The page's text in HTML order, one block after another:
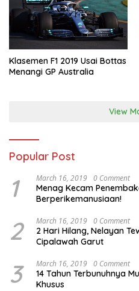
Klasemen F1 2019 Usai Bottas
Menangi GP Australia
View
Popular Post
1 March 16, 2019 0 Comment
Menag Kecam
Berperikemanusiaan!
2 March 16, 2019 0 Comment
2 Hari Hilang, Nelayan
Cipalawah Garut
3 March 16, 2019 0 Comment
14 Tahun Terbunuhnya
Khusus